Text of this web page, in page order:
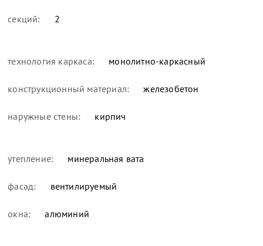
секций: 2
технология каркаса: монолитно-каркасный
конструкционный материал: железобетон
наружные стены: кирпич
утепление: минеральная вата
фасад: вентилируемый
окна: алюминий